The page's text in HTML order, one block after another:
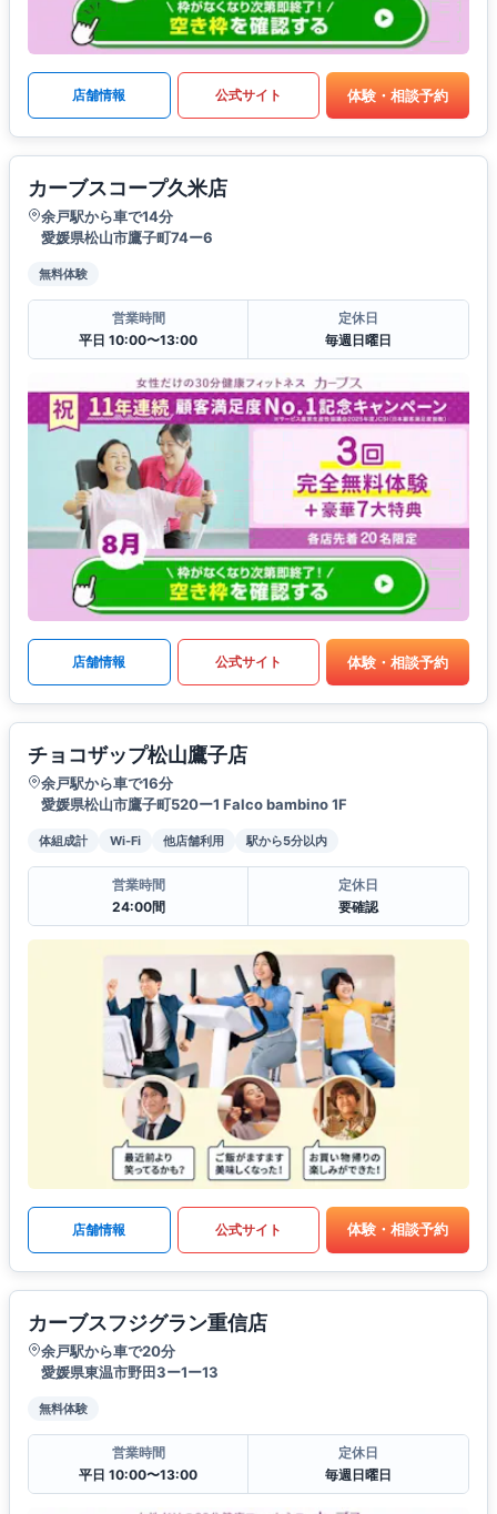
店舗情報 公式サイト 体験・相談予約
カーブスコープ久米店
余戸駅から車で14分
愛媛県松山市鷹子町74ー6
無料体験
営業時間
平日 10:00〜13:00
定休日
毎週日曜日
店舗情報 公式サイト 体験・相談予約
チョコザップ松山鷹子店
余戸駅から車で16分
愛媛県松山市鷹子町520ー1 Falco bambino 1F
体組成計 Wi-Fi 他店舗利用 駅から5分以内
営業時間
24:00間
定休日
要確認
店舗情報 公式サイト 体験・相談予約
カーブスフジグラン重信店
余戸駅から車で20分
愛媛県東温市野田3ー1ー13
無料体験
営業時間
平日 10:00〜13:00
定休日
毎週日曜日